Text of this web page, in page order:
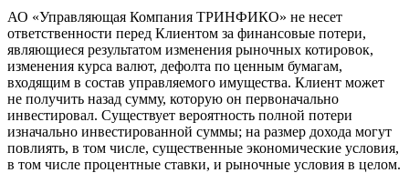
АО «Управляющая Компания ТРИНФИКО» не несет
ответственности перед Клиентом за финансовые потери,
являющиеся результатом изменения рыночных котировок,
изменения курса валют, дефолта по ценным бумагам,
входящим в состав управляемого имущества. Клиент может
не получить назад сумму, которую он первоначально
инвестировал. Существует вероятность полной потери
изначально инвестированной суммы; на размер дохода могут
повлиять, в том числе, существенные экономические условия,
в том числе процентные ставки, и рыночные условия в целом.